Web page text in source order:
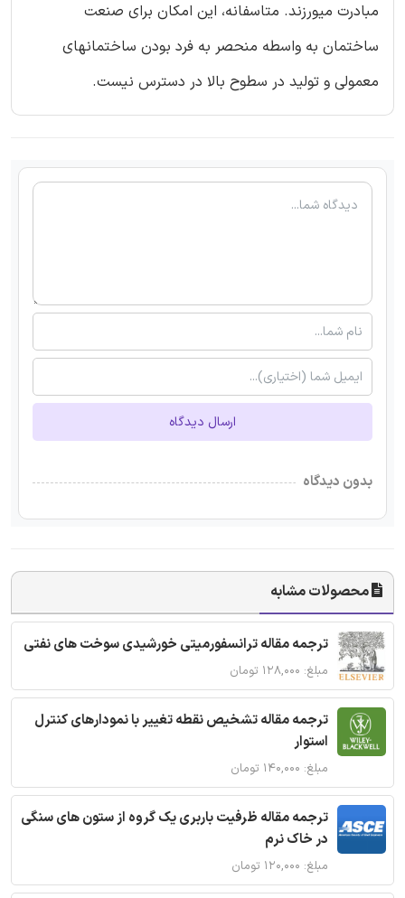
مبادرت میورزند. متاسفانه، این امکان برای صنعت
ساختمان به واسطه منحصر به فرد بودن ساختمانهای
معمولی و تولید در سطوح بالا در دسترس نیست.
ارسال دیدگاه
بدون دیدگاه
محصولات مشابه
ترجمه مقاله ترانسفورمیتی خورشیدی سوخت های نفتی
مبلغ: ۱۲۸,۰۰۰ تومان
ترجمه مقاله تشخیص نقطه تغییر با نمودارهای کنترل
استوار
مبلغ: ۱۴۰,۰۰۰ تومان
ترجمه مقاله ظرفیت باربری یک گروه از ستون های سنگی
در خاک نرم
مبلغ: ۱۲۰,۰۰۰ تومان